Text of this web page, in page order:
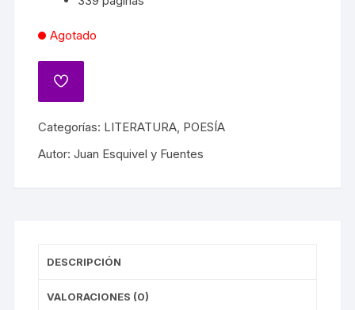
Agotado
Categorías: LITERATURA POESÍA
Autor:Juan Esquivel y Fuentes
DESCRIPCIÓN
VALORACIONES (0)